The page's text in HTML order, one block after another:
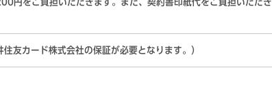
円をご負担いただきます。また、契約書印紙代をご負担いただき
友カード株式会社の保証が必要となります。）